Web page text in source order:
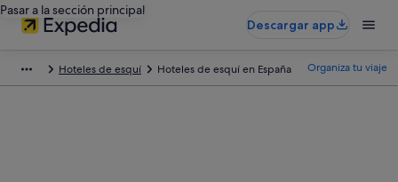
Pasar a la sección principal
Descargar app
Hoteles de esquí Hoteles de esquí en España Organiza tu viaje